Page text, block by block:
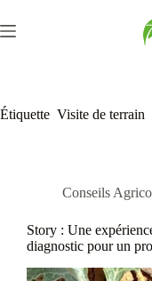
au
contenu
Étiquette Visite de terrain
Conseils
Story : Une
diagnostic pour un